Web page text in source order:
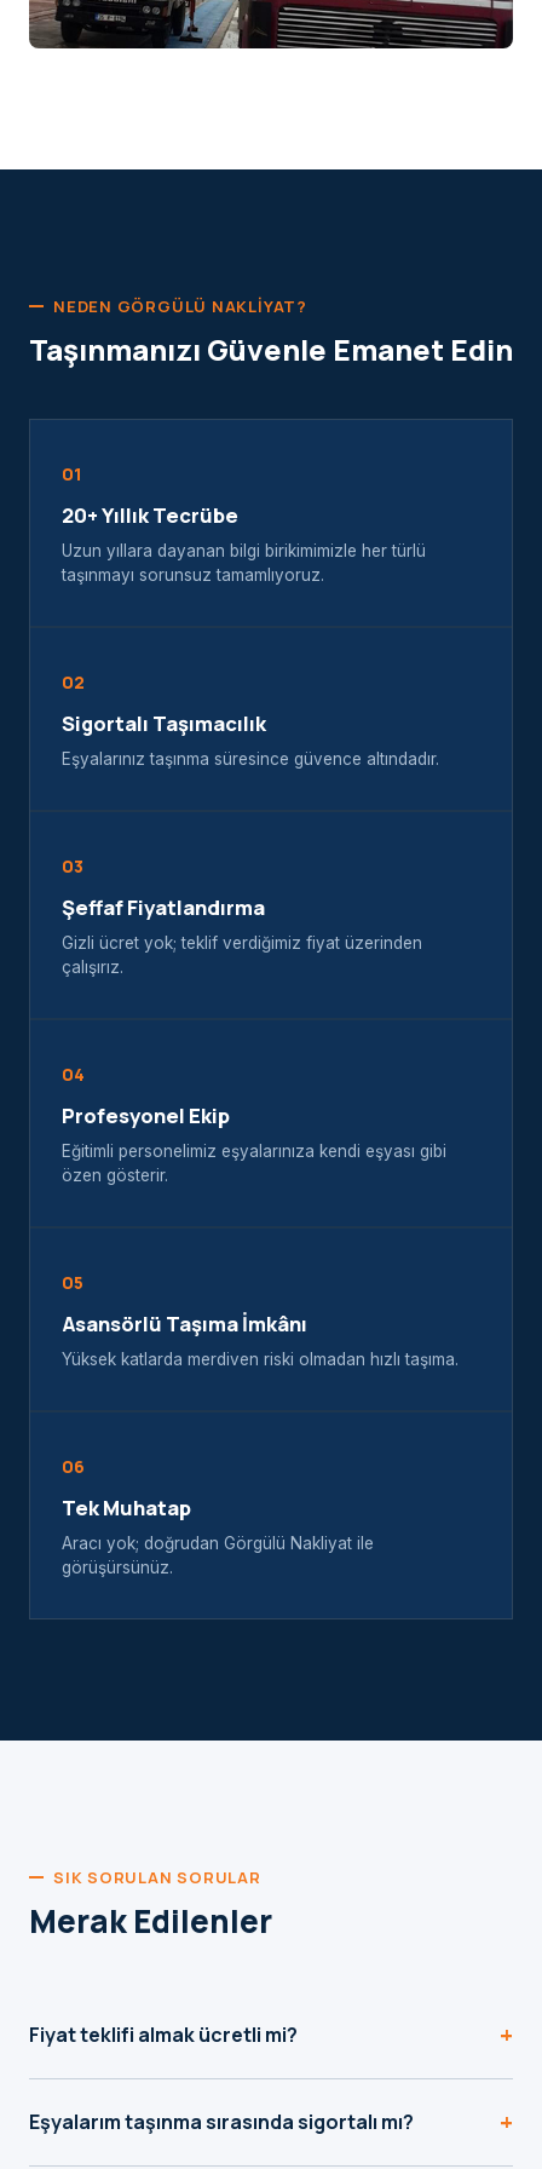
NEDEN GÖRGÜLÜ NAKLIYAT?
Taşınmanızı Güvenle Emanet Edin
01
20+ Yıllık Tecrübe
Uzun yıllara dayanan bilgi birikimimizle her türlü
taşınmayı sorunsuz tamamlıyoruz.
02
Sigortalı Taşımacılık
Eşyalarınız taşınma süresince güvence altındadır.
03
Şeffaf Fiyatlandırma
Gizli ücret yok; teklif verdiğimiz fiyat üzerinden
çalışırız.
04
Profesyonel Ekip
Eğitimli personelimiz eşyalarınıza kendi eşyası gibi
özen gösterir.
05
Asansörlü Taşıma İmkânı
Yüksek katlarda merdiven riski olmadan hızlı taşıma.
06
Tek Muhatap
Aracı yok; doğrudan Görgülü Nakliyat ile
görüşürsünüz.
SIK SORULAN SORULAR
Merak Edilenler
Fiyat teklifi almak ücretli mi? +
teklifi tamamen ücretsizdir, herhangi bir yükümlülük
Eşyalarım taşınma sırasında sigortalı mı? +